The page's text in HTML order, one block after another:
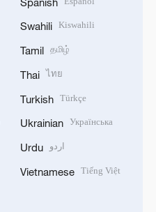
Swahili Kiswahili
Tamil தமிழ்
Thai ไทย
Turkish Türkçe
Ukrainian Українська
Urdu اردو
Vietnamese Tiếng Việt